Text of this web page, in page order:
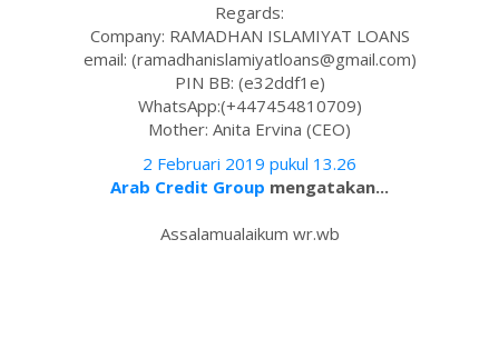
Regards:
Company: RAMADHAN ISLAMIYAT LOANS
email: (ramadhanislamiyatloans@gmail.com)
PIN BB: (e32ddf1e)
WhatsApp:(+447454810709)
Mother: Anita Ervina (CEO)
2 Februari 2019 pukul 13.26
Arab Credit Group mengatakan...
Assalamualaikum wr.wb